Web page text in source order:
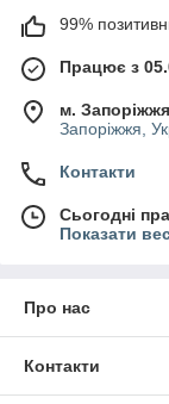
99%
Працює з
м. Запоріжжя
Запоріжжя,
Контакти
Сьогодні
Показати
Про нас
Контакти